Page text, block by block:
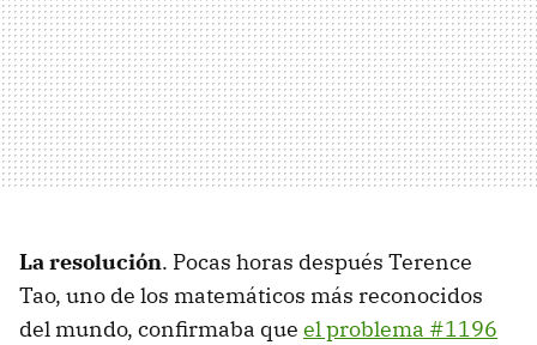
La resolución. Pocas horas después Terence
Tao, uno de los matemáticos más reconocidos
del mundo, confirmaba que el problema #1196